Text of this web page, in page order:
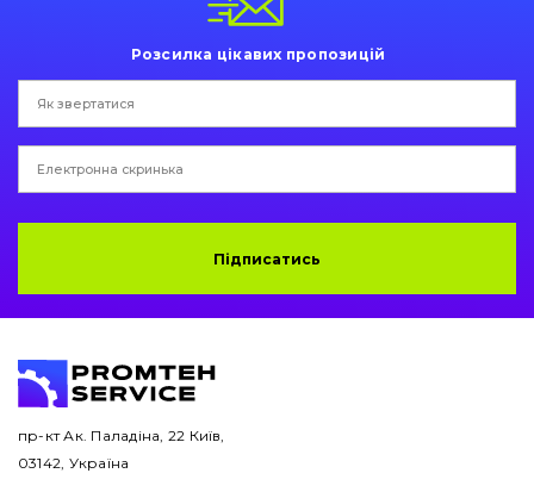
Трансмісія
Рама і кузов
Буровий інструмент
Електрообладнання
Розсилка цікавих пропозицій
Підписатись
пр-кт Ак. Паладіна, 22 Київ,
03142, Україна